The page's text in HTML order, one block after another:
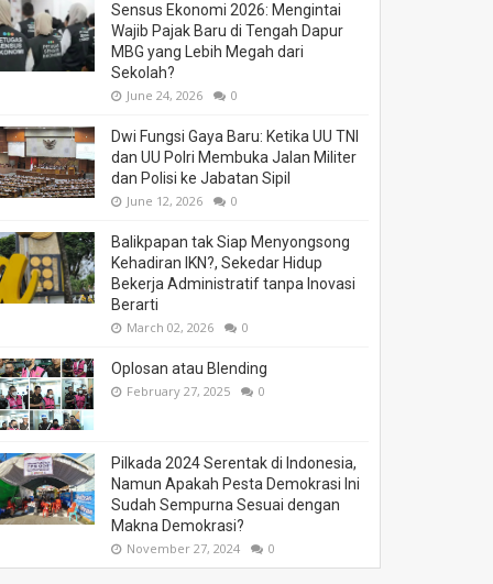
Sensus Ekonomi 2026: Mengintai
Wajib Pajak Baru di Tengah Dapur
MBG yang Lebih Megah dari
Sekolah?
June 24, 2026 0
Dwi Fungsi Gaya Baru: Ketika UU TNI
dan UU Polri Membuka Jalan Militer
dan Polisi ke Jabatan Sipil
June 12, 2026 0
Balikpapan tak Siap Menyongsong
Kehadiran IKN?, Sekedar Hidup
Bekerja Administratif tanpa Inovasi
Berarti
March 02, 2026 0
Oplosan atau Blending
February 27, 2025 0
Pilkada 2024 Serentak di Indonesia,
Namun Apakah Pesta Demokrasi Ini
Sudah Sempurna Sesuai dengan
Makna Demokrasi?
November 27, 2024 0